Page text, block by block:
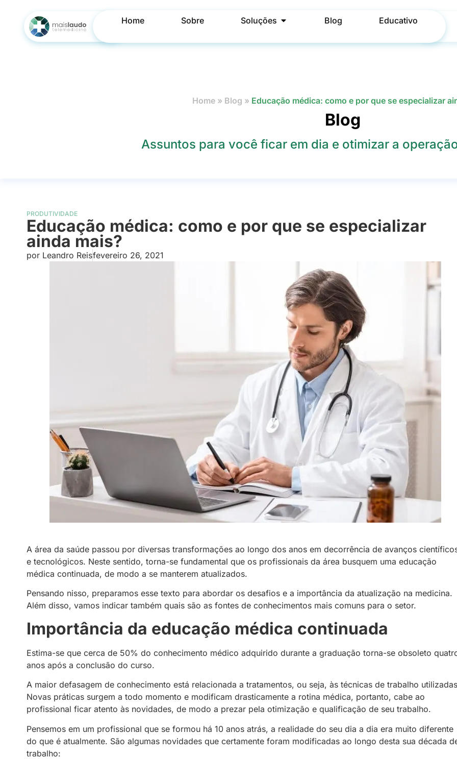
Home Sobre Soluções Blog Educativo
Home» Blog » Educação médica: como e por que se especializar
Blog
Assuntos para você ficar em dia e otimizar a
PRODUTIVIDADE
Educação médica: como e por que se especializar
ainda mais?
por Leandro Reisfevereiro 26, 2021
A área da saúde passou por diversas transformações ao longo dos anos em decorrência de avanços
e tecnológicos. Neste sentido, torna-se fundamental que os profissionais da área busquem uma educação
médica continuada, de modo a se manterem atualizados.
Pensando nisso, preparamos esse texto para abordar os desafios e a importância da atualização na medicina.
Além disso, vamos indicar também quais são as fontes de conhecimentos mais comuns para o setor.
Importância da educação médica continuada
Estima-se que cerca de 50% do conhecimento médico adquirido durante a graduação torna-se obsoleto
anos após a conclusão do curso.
A maior defasagem de conhecimento está relacionada a tratamentos, ou seja, às técnicas de trabalho
Novas práticas surgem a todo momento e modificam drasticamente a rotina médica, portanto, cabe ao
profissional ficar atento às novidades, de modo a prezar pela otimização e qualificação de seu trabalho.
Pensemos em um profissional que se formou há 10 anos atrás, a realidade do seu dia a dia era muito diferente
do que é atualmente. São algumas novidades que certamente foram modificadas ao longo desta sua década
trabalho: